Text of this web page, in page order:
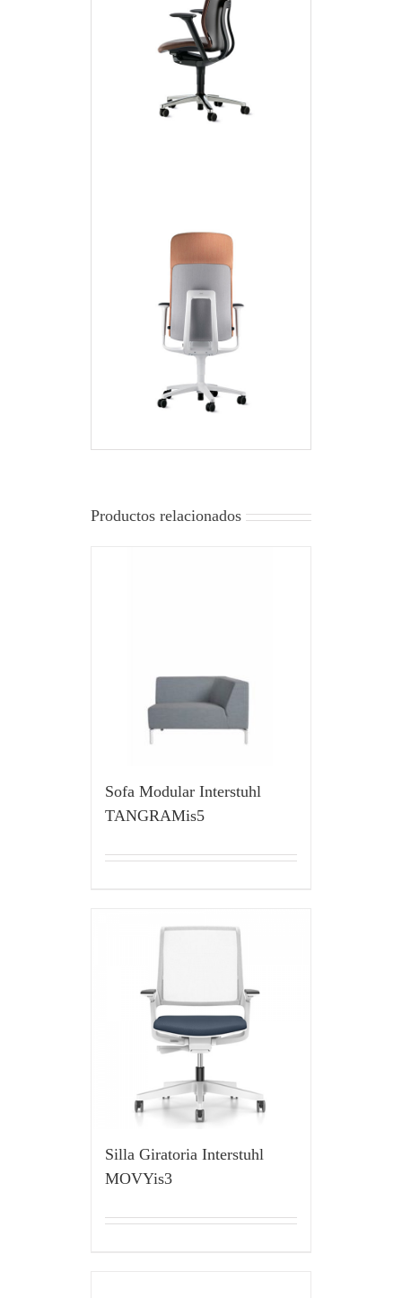
Productos relacionados
Sofa Modular Interstuhl
TANGRAMis5
Silla Giratoria Interstuhl
MOVYis3